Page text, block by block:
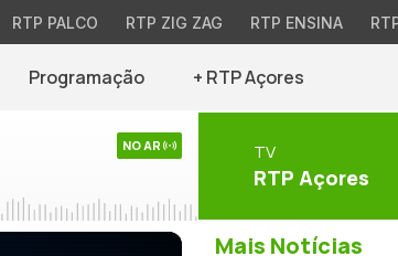
RTP PALCO RTP ZIG ZAG RTP ENSINA
Programação + RTP Açores
NO AR TV
RTP Açores
Mais Notícias